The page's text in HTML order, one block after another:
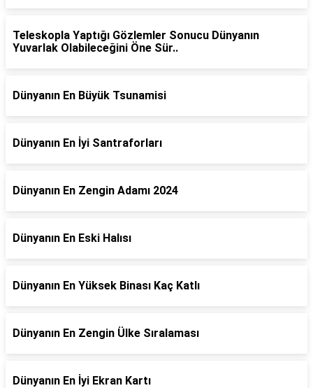
Teleskopla Yaptığı Gözlemler Sonucu Dünyanın
Yuvarlak Olabileceğini Öne Sür..
Dünyanın En Büyük Tsunamisi
Dünyanın En İyi Santraforları
Dünyanın En Zengin Adamı 2024
Dünyanın En Eski Halısı
Dünyanın En Yüksek Binası Kaç Katlı
Dünyanın En Zengin Ülke Sıralaması
Dünyanın En İyi Ekran Kartı